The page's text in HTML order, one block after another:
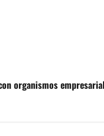
organismos